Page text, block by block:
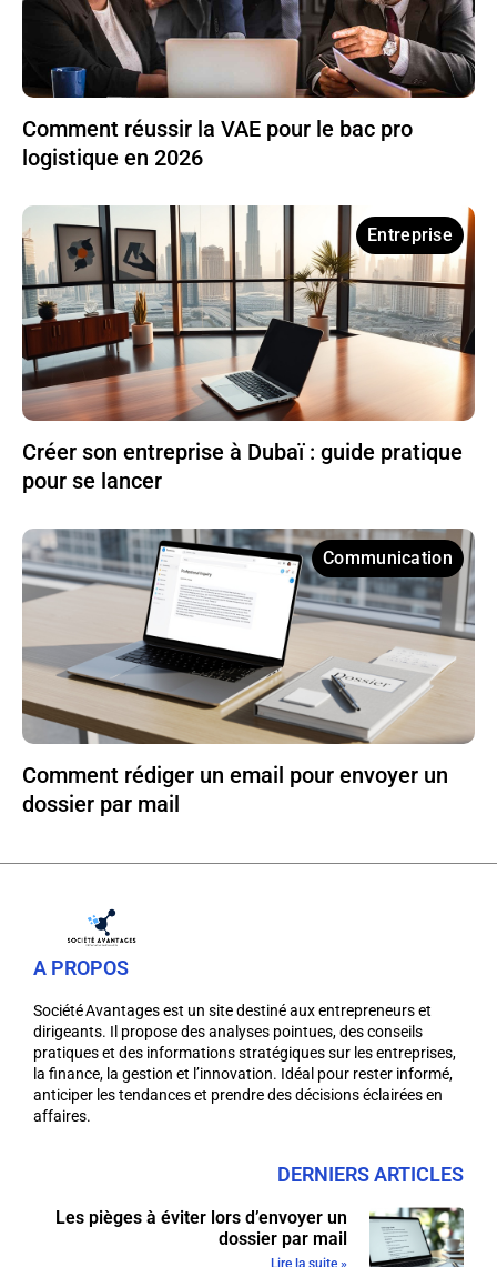
Comment réussir la VAE pour le bac pro
logistique en 2026
Entreprise
Créer son entreprise à Dubaï : guide pratique
pour se lancer
Communication
Comment rédiger un email pour envoyer un
dossier par mail
A PROPOS
Société Avantages est un site destiné aux entrepreneurs et
dirigeants. Il propose des analyses pointues, des conseils
pratiques et des informations stratégiques sur les entreprises,
la finance, la gestion et l’innovation. Idéal pour rester informé,
anticiper les tendances et prendre des décisions éclairées en
affaires.
DERNIERS ARTICLES
Les pièges à éviter lors d’envoyer un
dossier par mail
Lire la suite »